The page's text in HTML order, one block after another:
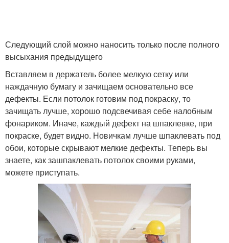
Следующий слой можно наносить только после полного
высыхания предыдущего
Вставляем в держатель более мелкую сетку или
наждачную бумагу и зачищаем основательно все
дефекты. Если потолок готовим под покраску, то
зачищать лучше, хорошо подсвечивая себе налобным
фонариком. Иначе, каждый дефект на шпаклевке, при
покраске, будет видно. Новичкам лучше шпаклевать под
обои, которые скрывают мелкие дефекты. Теперь вы
знаете, как зашпаклевать потолок своими руками,
можете приступать.